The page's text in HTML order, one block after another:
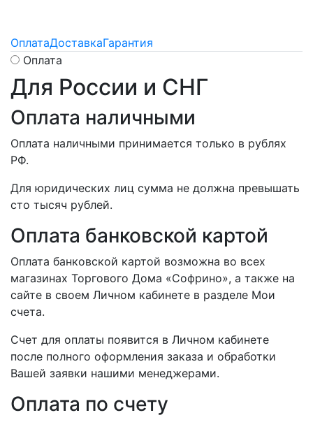
ОплатаДоставкаГарантия
Оплата
Для России и СНГ
Оплата наличными
Оплата наличными принимается только в рублях
РФ.
Для юридических лиц сумма не должна превышать
сто тысяч рублей.
Оплата банковской картой
Оплата банковской картой возможна во всех
магазинах Торгового Дома «Софрино», а также на
сайте в своем Личном кабинете в разделе Мои
счета.
Счет для оплаты появится в Личном кабинете
после полного оформления заказа и обработки
Вашей заявки нашими менеджерами.
Оплата по счету